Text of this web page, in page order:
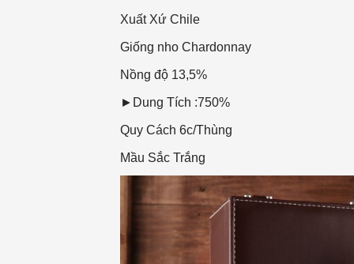
Xuất Xứ Chile
Giống nho Chardonnay
Nồng độ 13,5%
►Dung Tích :750%
Quy Cách 6c/Thùng
Mầu Sắc Trắng